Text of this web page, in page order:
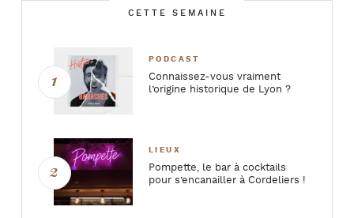
CETTE SEMAINE
PODCAST
Connaissez-vous vraiment
l’origine historique de Lyon ?
LIEUX
Pompette, le bar à cocktails
pour s’encanailler à Cordeliers !